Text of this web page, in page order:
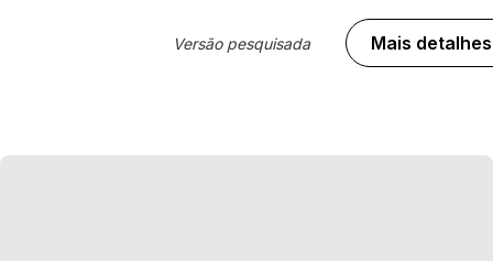
Versão pesquisada Mais detalhes